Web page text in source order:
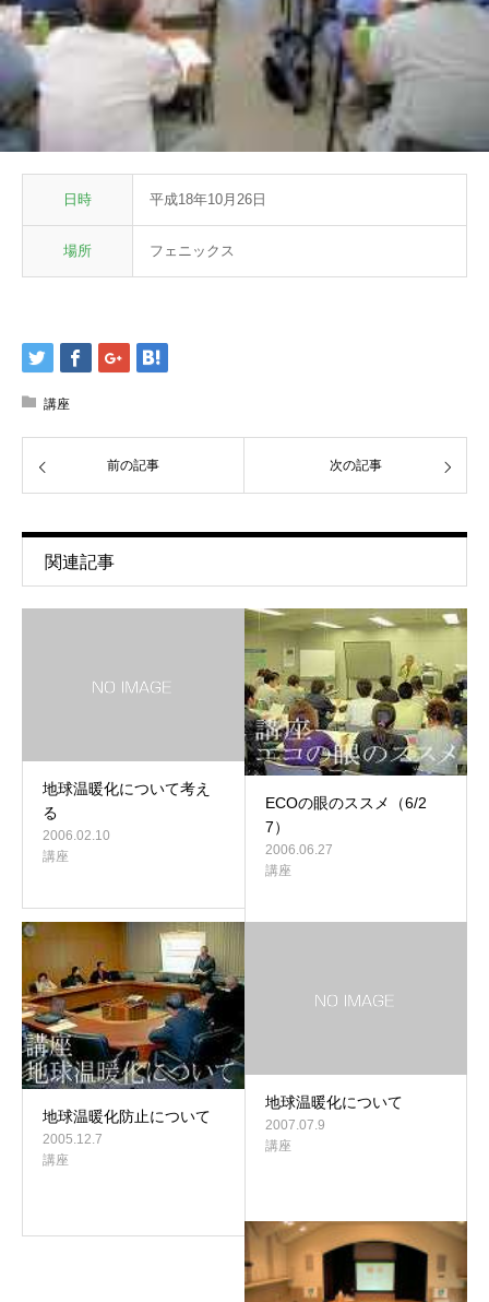
日時 平成18年10月26日
場所 フェニックス
講座
前の記事 次の記事
関連記事
地球温暖化について考え
る
2006.02.10
講座
ECOの眼のススメ（6/2
7）
2006.06.27
講座
地球温暖化防止について
2005.12.7
講座
地球温暖化について
2007.07.9
講座